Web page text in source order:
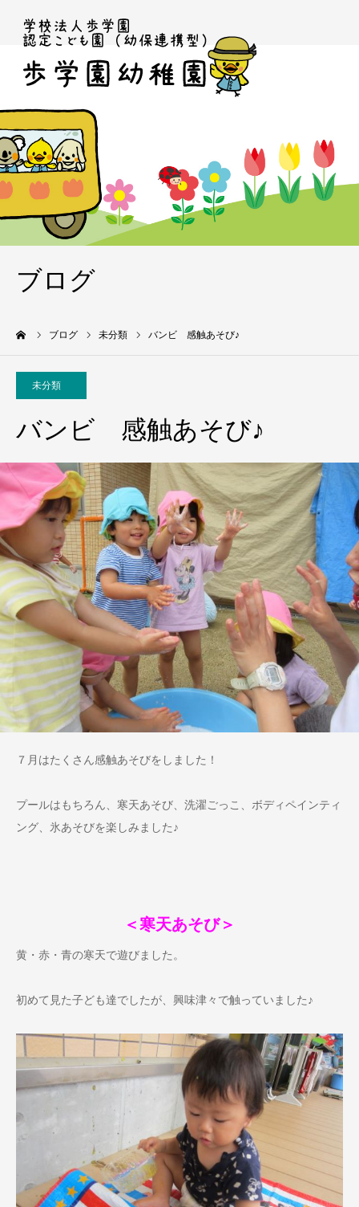
ブログ
ブログ 未分類 バンビ 感触あそび♪
未分類
バンビ 感触あそび♪
７月はたくさん感触あそびをしました！
プールはもちろん、寒天あそび、洗濯ごっこ、ボディペインティ
ング、氷あそびを楽しみました♪
＜寒天あそび＞
黄・赤・青の寒天で遊びました。
初めて見た子ども達でしたが、興味津々で触っていました♪